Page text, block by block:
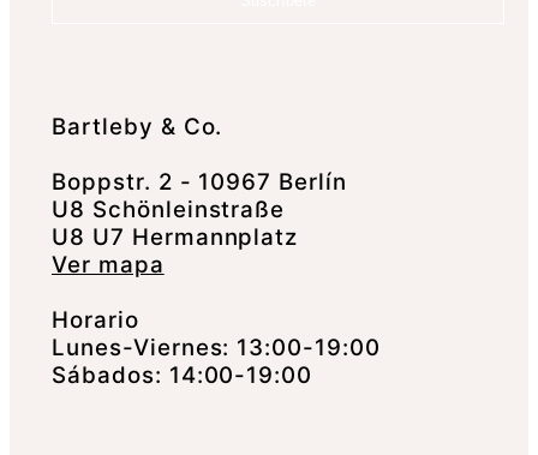
Bartleby & Co.
Boppstr. 2 - 10967 Berlín
U8 Schönleinstraße
U8 U7 Hermannplatz
Ver mapa
Horario
Lunes-Viernes: 13:00-19:00
Sábados: 14:00-19:00